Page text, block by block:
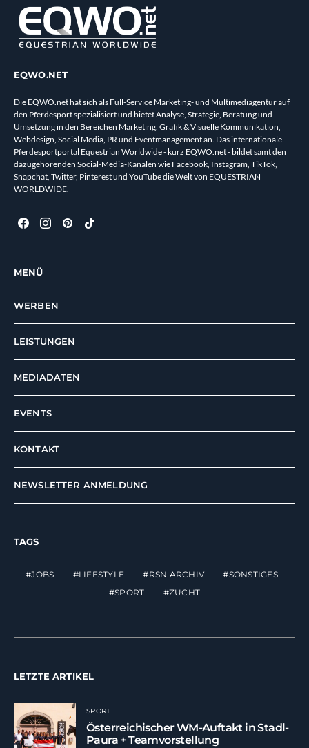
EQWO.NET
Die EQWO.net hat sich als Full-Service Marketing- und Multimediagentur auf
den Pferdesport spezialisiert und bietet Analyse, Strategie, Beratung und
Umsetzung in den Bereichen Marketing, Grafik & Visuelle Kommunikation,
Webdesign, Social Media, PR und Eventmanagement an. Das internationale
Pferdesportportal Equestrian Worldwide - kurz EQWO.net - bildet samt den
dazugehörenden Social-Media-Kanälen wie Facebook, Instagram, TikTok,
Snapchat, Twitter, Pinterest und YouTube die Welt von EQUESTRIAN
WORLDWIDE.
MENÜ
WERBEN
LEISTUNGEN
MEDIADATEN
EVENTS
KONTAKT
NEWSLETTER ANMELDUNG
TAGS
JOBS LIFESTYLE RSN ARCHIV
SONSTIGES
SPORT
ZUCHT
LETZTE ARTIKEL
SPORT
Österreichischer WM-Auftakt in Stadl-
Paura + Teamvorstellung